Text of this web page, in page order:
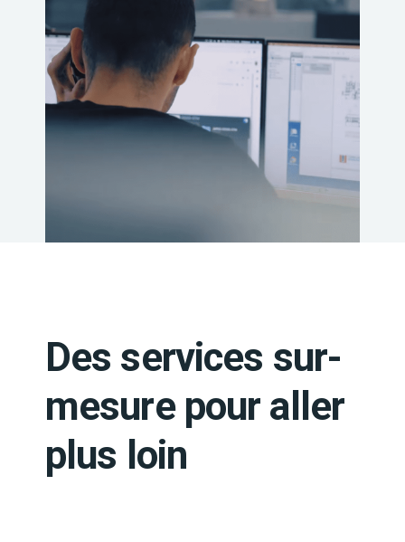
Des services sur-
mesure pour aller
plus loin